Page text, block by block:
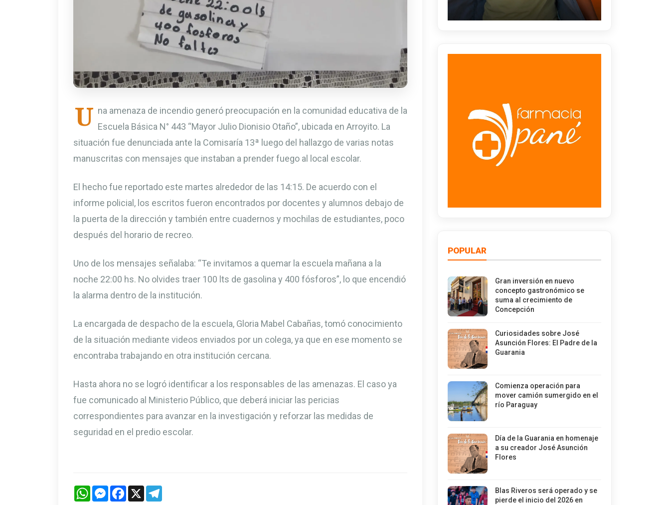
U na amenaza de incendio generó preocupación en la comunidad educativa de la
Escuela Básica N° 443 “Mayor Julio Dionisio Otaño”, ubicada en Arroyito. La
situación fue denunciada ante la Comisaría 13ª luego del hallazgo de varias notas
manuscritas con mensajes que instaban a prender fuego al local escolar.
El hecho fue reportado este martes alrededor de las 14:15. De acuerdo con el
informe policial, los escritos fueron encontrados por docentes y alumnos debajo de
la puerta de la dirección y también entre cuadernos y mochilas de estudiantes, poco
después del horario de recreo.
Uno de los mensajes señalaba: “Te invitamos a quemar la escuela mañana a la
noche 22:00 hs. No olvides traer 100 lts de gasolina y 400 fósforos”, lo que encendió
la alarma dentro de la institución.
La encargada de despacho de la escuela, Gloria Mabel Cabañas, tomó conocimiento
de la situación mediante videos enviados por un colega, ya que en ese momento se
encontraba trabajando en otra institución cercana.
Hasta ahora no se logró identificar a los responsables de las amenazas. El caso ya
fue comunicado al Ministerio Público, que deberá iniciar las pericias
correspondientes para avanzar en la investigación y reforzar las medidas de
seguridad en el predio escolar.
WhatsAppMessengerFacebook
X
POPULAR
Gran inversión en nuevo
concepto gastronómico se
suma al crecimiento de
Concepción
Curiosidades sobre José
Asunción Flores: El Padre de la
Guarania
Comienza operación para
mover camión sumergido en el
río Paraguay
Día de la Guarania en homenaje
a su creador José Asunción
Flores
Blas Riveros será operado y se
pierde el inicio del 2026 en